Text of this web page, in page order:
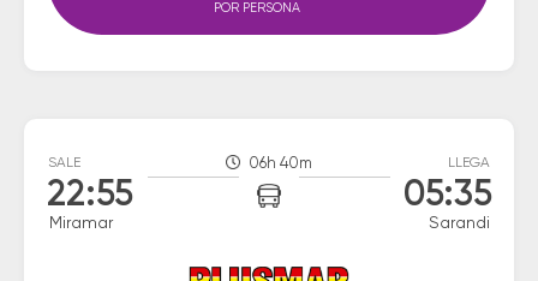
POR PERSONA
SALE
22:55
Miramar
06h 40m LLEGA
05:35
Sarandi